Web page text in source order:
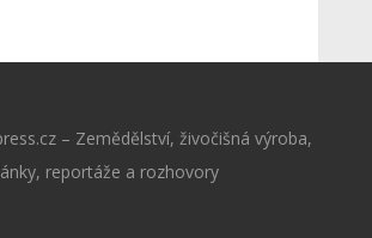
– Zemědělství, živočišná výroba,
reportáže a rozhovory